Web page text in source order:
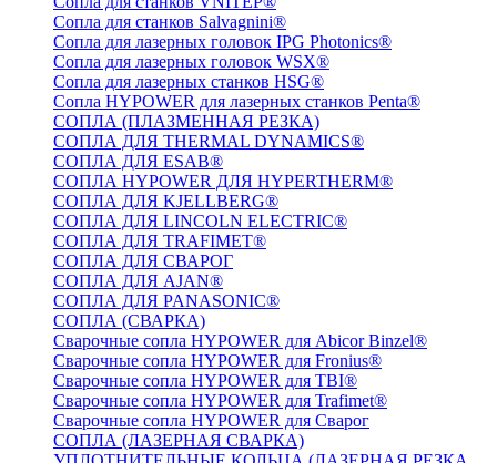
Сопла для станков Salvagnini®
Сопла для лазерных головок IPG Photonics®
Сопла для лазерных головок WSX®
Сопла для лазерных станков HSG®
Сопла HYPOWER для лазерных станков Penta®
СОПЛА (ПЛАЗМЕННАЯ РЕЗКА)
СОПЛА ДЛЯ THERMAL DYNAMICS®
СОПЛА ДЛЯ ESAB®
СОПЛА HYPOWER ДЛЯ HYPERTHERM®
СОПЛА ДЛЯ KJELLBERG®
СОПЛА ДЛЯ LINCOLN ELECTRIC®
СОПЛА ДЛЯ TRAFIMET®
СОПЛА ДЛЯ СВАРОГ
СОПЛА ДЛЯ AJAN®
СОПЛА ДЛЯ PANASONIC®
СОПЛА (СВАРКА)
Сварочные сопла HYPOWER для Abicor Binzel®
Сварочные сопла HYPOWER для Fronius®
Сварочные сопла HYPOWER для TBI®
Сварочные сопла HYPOWER для Trafimet®
Сварочные сопла HYPOWER для Сварог
СОПЛА (ЛАЗЕРНАЯ СВАРКА)